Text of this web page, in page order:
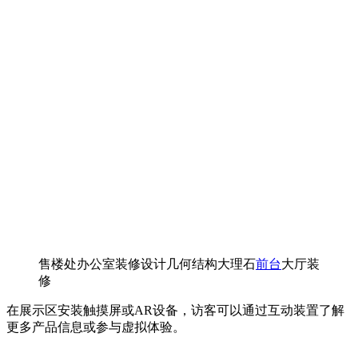
售楼处办公室装修设计几何结构大理石前台大厅装
修
在展示区安装触摸屏或AR设备，访客可以通过互动装置了解
更多产品信息或参与虚拟体验。